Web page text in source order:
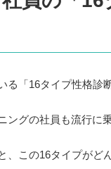
「16タイプ性格診断
ングの社員も流行に
この16タイプがど